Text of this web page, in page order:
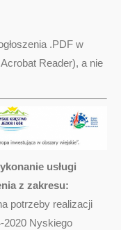
.PDF w
Reader), a nie
usługi
z zakresu:
potrzeby realizacji
2020 Nyskiego